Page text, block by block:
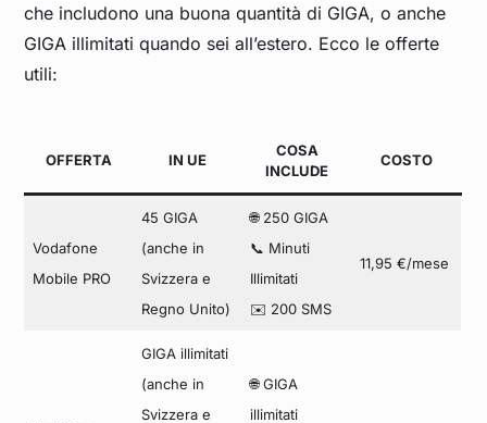
che includono una buona quantità di GIGA, o anche
GIGA illimitati quando sei all’estero. Ecco le offerte
utili:
OFFERTA IN UE
COSA
INCLUDE
COSTO
Vodafone
Mobile PRO
45 GIGA
(anche in
Svizzera e
Regno Unito)
🌐 250 GIGA
📞 Minuti
Illimitati
✉️ 200 SMS
11,95 €/mese
GIGA illimitati
(anche in
Svizzera e
🌐 GIGA
illimitati